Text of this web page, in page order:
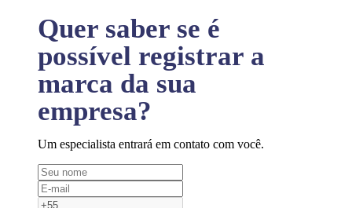
Quer saber se é
possível registrar a
marca da sua
empresa?
Um especialista entrará em contato com você.